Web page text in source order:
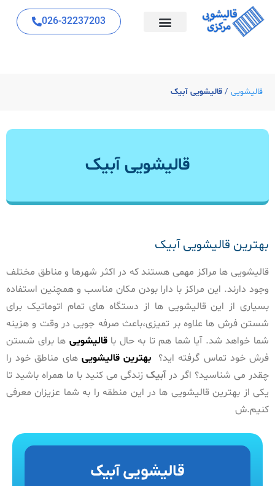
026-32237203
قالیشویی / قالیشویی آبیک
قالیشویی آبیک
بهترین قالیشویی آبیک
قالیشویی ها مراکز مهمی هستند که در اکثر شهرها و مناطق مختلف
وجود دارند. این مراکز با دارا بودن مکان مناسب و همچنین استفاده
بسیاری از این قالیشویی ها از دستگاه های تمام اتوماتیک برای
شستن فرش ها علاوه بر تمیزی،باعث صرفه جویی در وقت و هزینه
شما خواهد شد. آیا شما هم تا به حال باقالیشویی ها برای شستن
فرش خود تماس گرفته اید؟بهترین قالیشویی های مناطق خود را
چقدر می شناسید؟ اگر درآبیک زندگی می کنید با ما همراه باشید تا
یکی از بهترین قالیشویی ها در این منطقه را به شما عزیزان معرفی
کنیم.ش
قالیشویی آبیک